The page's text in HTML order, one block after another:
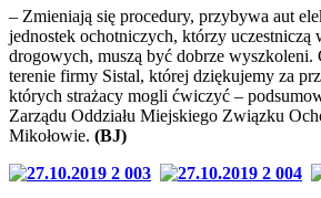
– Zmieniają się procedury, przybywa aut
jednostek ochotniczych, którzy
drogowych, muszą być dobrze wyszkoleni.
terenie firmy Sistal, której dziękujemy za
których strażacy mogli ćwiczyć –
Zarządu Oddziału Miejskiego Związku
Mikołowie. (BJ)